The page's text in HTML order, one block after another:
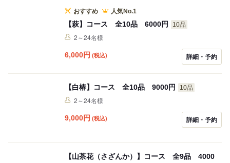
おすすめ 人気No.1
【萩】コース 全10品 6000円 10品
2～24名様
6,000円 (税込) 詳細・予約
【白椿】コース 全10品 9000円 10品
2～24名様
9,000円 (税込) 詳細・予約
【山茶花（さざんか）】コース 全9品 4000